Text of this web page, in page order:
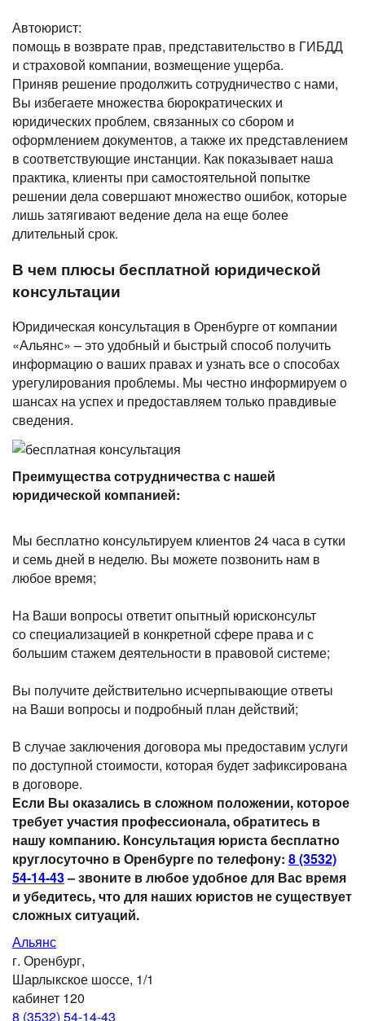
Автоюрист:
помощь в возврате прав, представительство в ГИБДД
и страховой компании, возмещение ущерба.
Приняв решение продолжить сотрудничество с нами,
Вы избегаете множества бюрократических и
юридических проблем, связанных со сбором и
оформлением документов, а также их представлением
в соответствующие инстанции. Как показывает наша
практика, клиенты при самостоятельной попытке
решении дела совершают множество ошибок, которые
лишь затягивают ведение дела на еще более
длительный срок.
В чем плюсы бесплатной юридической
консультации
Юридическая консультация в Оренбурге от компании
«Альянс» – это удобный и быстрый способ получить
информацию о ваших правах и узнать все о способах
урегулирования проблемы. Мы честно информируем о
шансах на успех и предоставляем только правдивые
сведения.
Преимущества сотрудничества с нашей
юридической компанией:
Мы бесплатно консультируем клиентов 24 часа в сутки
и семь дней в неделю. Вы можете позвонить нам в
любое время;
На Ваши вопросы ответит опытный юрисконсульт
со специализацией в конкретной сфере права и с
большим стажем деятельности в правовой системе;
Вы получите действительно исчерпывающие ответы
на Ваши вопросы и подробный план действий;
В случае заключения договора мы предоставим услуги
по доступной стоимости, которая будет зафиксирована
в договоре.
Если Вы оказались в сложном положении, которое
требует участия профессионала, обратитесь в
нашу компанию. Консультация юриста бесплатно
круглосуточно в Оренбурге по телефону: 8 (3532)
54-14-43– звоните в любое удобное для Вас время
и убедитесь, что для наших юристов не существует
сложных ситуаций.
Альянс
г. Оренбург,
Шарлыкское шоссе, 1/1
кабинет 120
8 (3532) 54-14-43